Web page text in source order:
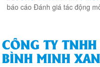
báo cáo Đánh giá tác động
CÔNG TY
BÌNH MINH